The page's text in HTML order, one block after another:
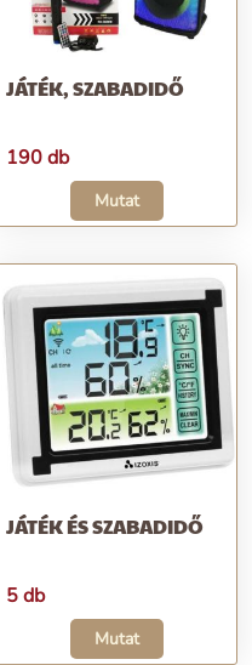
JÁTÉK, SZABADIDŐ
190 db
Mutat
JÁTÉK ÉS SZABADIDŐ
5 db
Mutat